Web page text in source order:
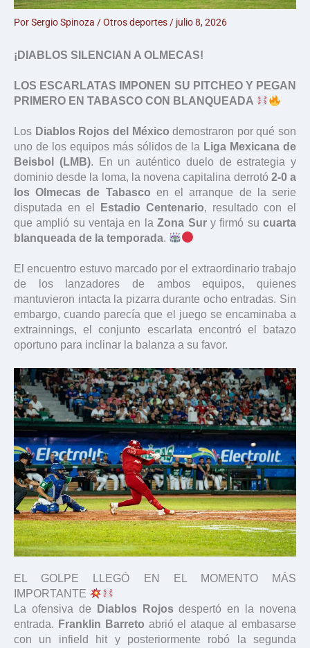
PorSergio Spinoza /Otros deportes / julio 8, 2026
¡DIABLOS SILENCIAN A OLMECAS!
LOS ESCARLATAS IMPONEN SU PITCHEO Y PEGAN
PRIMERO EN TABASCO CON BLANQUEADA
Los Diablos Rojos del México demostraron por qué son
uno de los equipos más sólidos de la Liga Mexicana de
Beisbol (LMB). En un auténtico duelo de estrategia y
dominio desde la loma, la novena capitalina derrotó 2-0 a
los Olmecas de Tabasco en el arranque de la serie
disputada en el
Estadio Centenario, resultado con el
que amplió su ventaja en laZona Sury firmó sucuarta
blanqueada de la temporada.
El encuentro estuvo marcado por el extraordinario trabajo
de los lanzadores de ambos equipos, quienes
mantuvieron intacta la pizarra durante ocho entradas. Sin
embargo, cuando parecía que el juego se encaminaba a
extrainnings, el conjunto escarlata encontró el batazo
oportuno para inclinar la balanza a su favor.
EL GOLPE LLEGÓ EN EL MOMENTO MÁS
IMPORTANTE
La ofensiva de
Diablos Rojosdespertó en la novena
entrada. Franklin Barreto abrió el ataque al embasarse
con un infield hit y posteriormente robó la segunda